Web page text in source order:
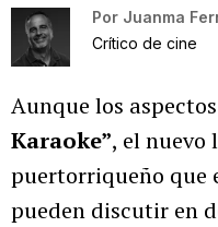
Por Juanma
Crítico de cine
Aunque los
Karaoke”, el nuevo
puertorriqueño que
pueden discutir en